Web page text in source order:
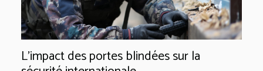
L'impact des portes blindées sur la